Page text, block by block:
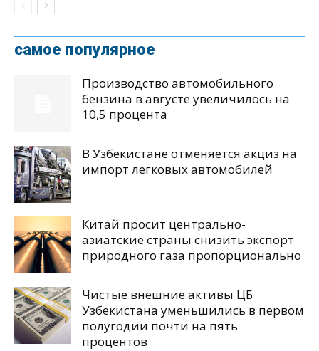
самое популярное
Производство автомобильного
бензина в августе увеличилось на
10,5 процента
В Узбекистане отменяется акциз на
импорт легковых автомобилей
Китай просит центрально-
азиатские страны снизить экспорт
природного газа пропорционально
Чистые внешние активы ЦБ
Узбекистана уменьшились в первом
полугодии почти на пять
процентов